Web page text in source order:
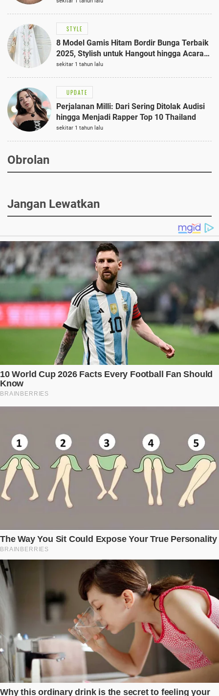
STYLE
8 Model Gamis Hitam Bordir Bunga Terbaik
2025, Stylish untuk Hangout hingga Acara
Semi-Formal
sekitar 1 tahun lalu
UPDATE
Perjalanan Milli: Dari Sering Ditolak Audisi
hingga Menjadi Rapper Top 10 Thailand
sekitar 1 tahun lalu
Obrolan
Jangan Lewatkan